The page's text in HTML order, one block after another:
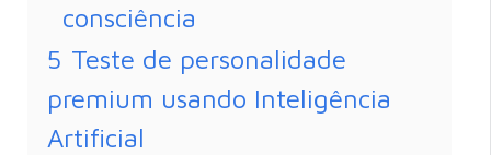
consciência
5 Teste de personalidade
premium usando Inteligência
Artificial